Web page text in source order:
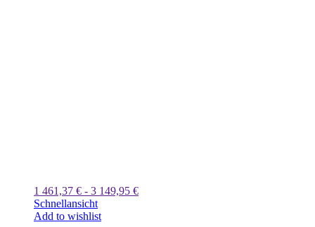
1 461,37 € - 3 149,95 €
Schnellansicht
Add to wishlist